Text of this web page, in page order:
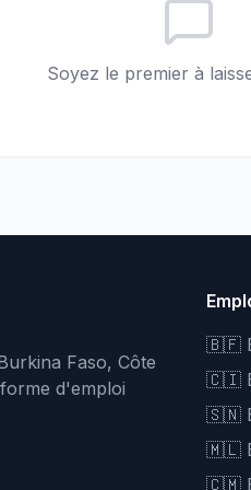
Soyez le premier à
Faso, Côte
d'emploi
🇧🇫
🇨🇮
🇸🇳
🇲🇱
🇨🇲